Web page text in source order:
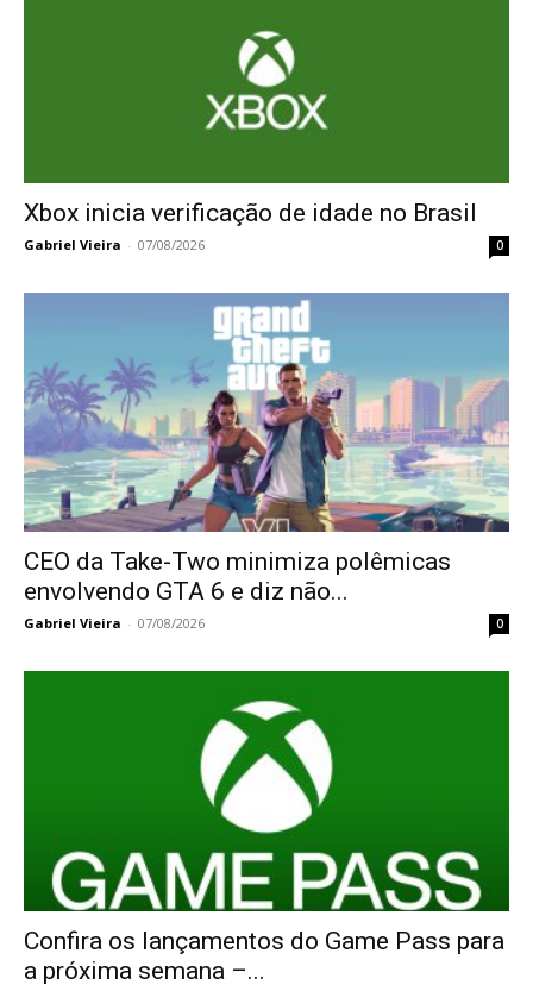
Xbox inicia verificação de idade no Brasil
Gabriel Vieira - 07/08/2026 0
CEO da Take-Two minimiza polêmicas
envolvendo GTA 6 e diz não...
Gabriel Vieira - 07/08/2026 0
Confira os lançamentos do Game Pass para
a próxima semana –...